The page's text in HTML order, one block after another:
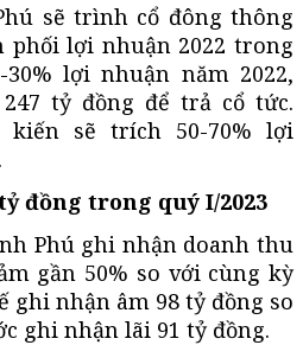
sẽ trình cổ đông thông
phối lợi nhuận 2022 trong
lợi nhuận năm 2022,
tỷ đồng để trả cổ tức.
kiến sẽ trích 50-70% lợi
đồng trong quý I/2023
Phú ghi nhận doanh thu
gần 50% so với cùng kỳ
ghi nhận âm 98 tỷ đồng so
ghi nhận lãi 91 tỷ đồng.